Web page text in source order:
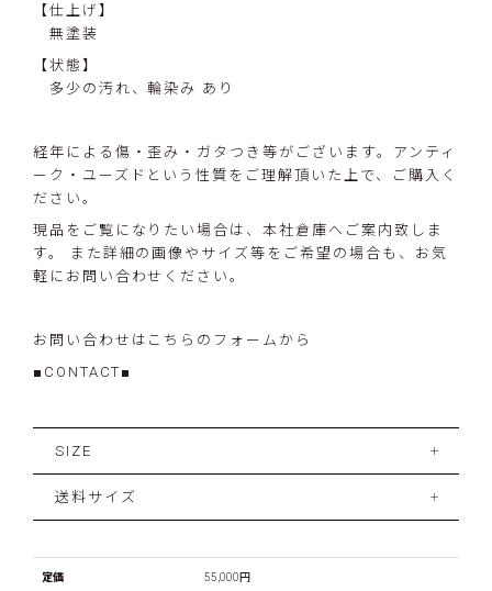
【仕上げ】
無塗装
【状態】
多少の汚れ、輪染み あり
経年による傷・歪み・ガタつき等がございます。アンティ
ーク・ユーズドという性質をご理解頂いた上で、ご購入く
ださい。
現品をご覧になりたい場合は、本社倉庫へご案内致しま
す。 また詳細の画像やサイズ等をご希望の場合も、お気
軽にお問い合わせください。
お問い合わせはこちらのフォームから
■CONTACT■
SIZE
送料サイズ
定価 55,000円